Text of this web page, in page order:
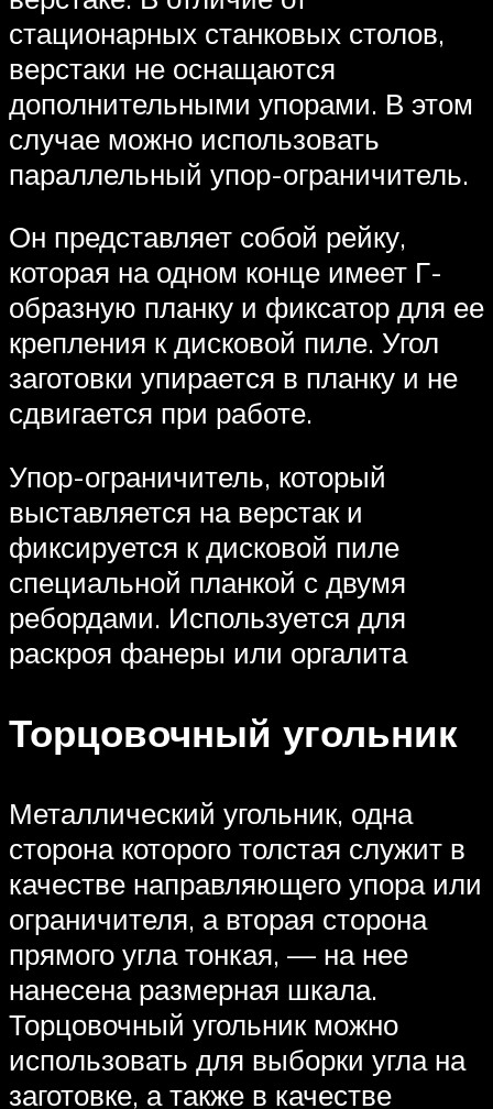
стационарных станковых столов,
верстаки не оснащаются
дополнительными упорами. В этом
случае можно использовать
параллельный упор-ограничитель.
Он представляет собой рейку,
которая на одном конце имеет Г-
образную планку и фиксатор для ее
крепления к дисковой пиле. Угол
заготовки упирается в планку и не
сдвигается при работе.
Упор-ограничитель, который
выставляется на верстак и
фиксируется к дисковой пиле
специальной планкой с двумя
ребордами. Используется для
раскроя фанеры или оргалита
Торцовочный угольник
Металлический угольник, одна
сторона которого толстая служит в
качестве направляющего упора или
ограничителя, а вторая сторона
прямого угла тонкая, — на нее
нанесена размерная шкала.
Торцовочный угольник можно
использовать для выборки угла на
заготовке, а также в качестве